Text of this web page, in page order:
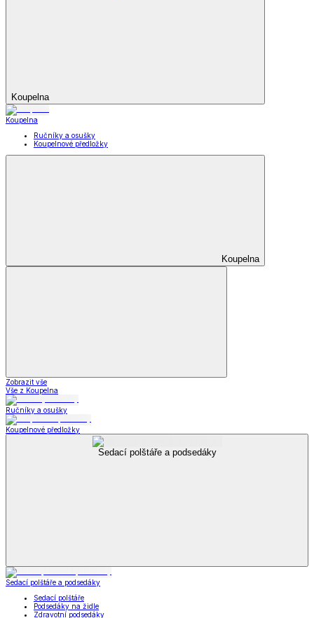
Koupelna
Koupelna
Ručníky a osušky
Koupelnové předložky
Koupelna
Zobrazit vše
Vše z Koupelna
Ručníky a osušky
Koupelnové předložky
Sedací polštáře a podsedáky
Sedací polštáře a podsedáky
Sedací polštáře
Podsedáky na židle
Zdravotní podsedáky